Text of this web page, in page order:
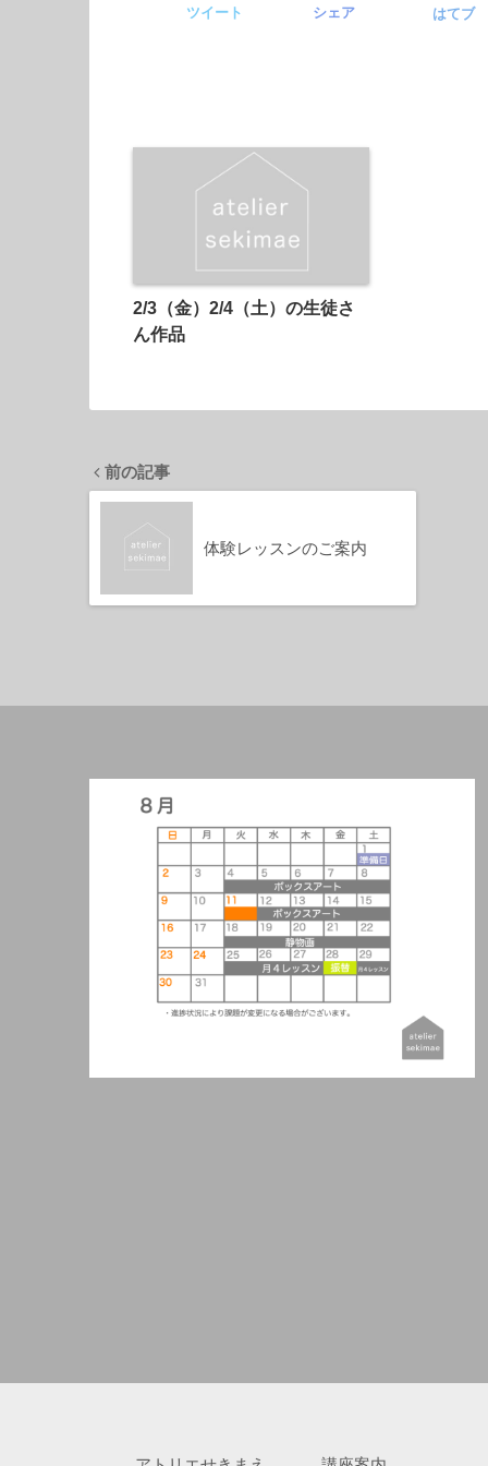
ツイート シェア はてブ
2/3（金）2/4（土）の生徒さ
ん作品
前の記事
体験レッスンのご案内